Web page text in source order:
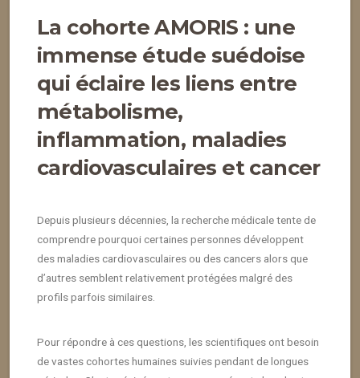
La cohorte AMORIS : une
immense étude suédoise
qui éclaire les liens entre
métabolisme,
inflammation, maladies
cardiovasculaires et cancer
Depuis plusieurs décennies, la recherche médicale tente de
comprendre pourquoi certaines personnes développent
des maladies cardiovasculaires ou des cancers alors que
d’autres semblent relativement protégées malgré des
profils parfois similaires.
Pour répondre à ces questions, les scientifiques ont besoin
de vastes cohortes humaines suivies pendant de longues